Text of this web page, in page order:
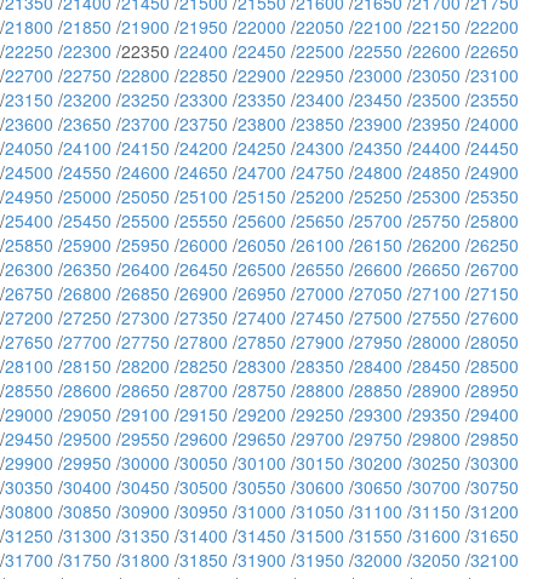
/21800 /21850 /21900 /21950 /22000 /22050 /22100 /22150 /22200
/22250 /22300 /22350 /22400 /22450 /22500 /22550 /22600 /22650
/22700 /22750 /22800 /22850 /22900 /22950 /23000 /23050 /23100
/23150 /23200 /23250 /23300 /23350 /23400 /23450 /23500 /23550
/23600 /23650 /23700 /23750 /23800 /23850 /23900 /23950 /24000
/24050 /24100 /24150 /24200 /24250 /24300 /24350 /24400 /24450
/24500 /24550 /24600 /24650 /24700 /24750 /24800 /24850 /24900
/24950 /25000 /25050 /25100 /25150 /25200 /25250 /25300 /25350
/25400 /25450 /25500 /25550 /25600 /25650 /25700 /25750 /25800
/25850 /25900 /25950 /26000 /26050 /26100 /26150 /26200 /26250
/26300 /26350 /26400 /26450 /26500 /26550 /26600 /26650 /26700
/26750 /26800 /26850 /26900 /26950 /27000 /27050 /27100 /27150
/27200 /27250 /27300 /27350 /27400 /27450 /27500 /27550 /27600
/27650 /27700 /27750 /27800 /27850 /27900 /27950 /28000 /28050
/28100 /28150 /28200 /28250 /28300 /28350 /28400 /28450 /28500
/28550 /28600 /28650 /28700 /28750 /28800 /28850 /28900 /28950
/29000 /29050 /29100 /29150 /29200 /29250 /29300 /29350 /29400
/29450 /29500 /29550 /29600 /29650 /29700 /29750 /29800 /29850
/29900 /29950 /30000 /30050 /30100 /30150 /30200 /30250 /30300
/30350 /30400 /30450 /30500 /30550 /30600 /30650 /30700 /30750
/30800 /30850 /30900 /30950 /31000 /31050 /31100 /31150 /31200
/31250 /31300 /31350 /31400 /31450 /31500 /31550 /31600 /31650
/31700 /31750 /31800 /31850 /31900 /31950 /32000 /32050 /32100